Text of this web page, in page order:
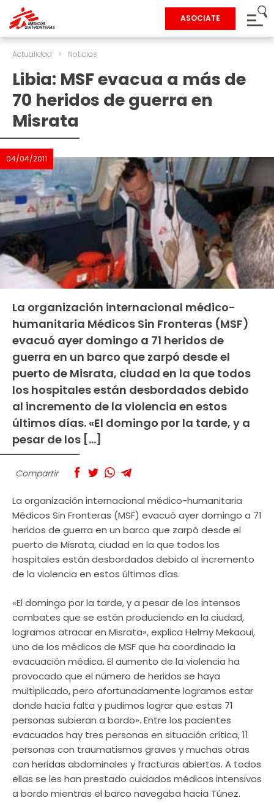
ASOCIATE
Actualidad > Noticias
Libia: MSF evacua a más de
70 heridos de guerra en
Misrata
04/04/2011
La organización internacional médico-
humanitaria Médicos Sin Fronteras (MSF)
evacuó ayer domingo a 71 heridos de
guerra en un barco que zarpó desde el
puerto de Misrata, ciudad en la que todos
los hospitales están desbordados debido
al incremento de la violencia en estos
últimos días. «El domingo por la tarde, y a
pesar de los […]
Compartir
La organización internacional médico-humanitaria
Médicos Sin Fronteras (MSF) evacuó ayer domingo a 71
heridos de guerra en un barco que zarpó desde el
puerto de Misrata, ciudad en la que todos los
hospitales están desbordados debido al incremento
de la violencia en estos últimos días.
«El domingo por la tarde, y a pesar de los intensos
combates que se están produciendo en la ciudad,
logramos atracar en Misrata», explica Helmy Mekaoui,
uno de los médicos de MSF que ha coordinado la
evacuación médica. El aumento de la violencia ha
provocado que el número de heridos se haya
multiplicado, pero afortunadamente logramos estar
donde hacía falta y pudimos lograr que estas 71
personas subieran a bordo». Entre los pacientes
evacuados hay tres personas en situación crítica, 11
personas con traumatismos graves y muchas otras
con heridas abdominales y fracturas abiertas. A todos
ellas se les han prestado cuidados médicos intensivos
a bordo mientras el barco navegaba hacia Túnez.